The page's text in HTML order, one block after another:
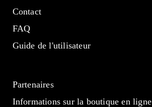
Contact
FAQ
Guide de l'utilisateur
Partenaires
Informations sur la boutique en ligne